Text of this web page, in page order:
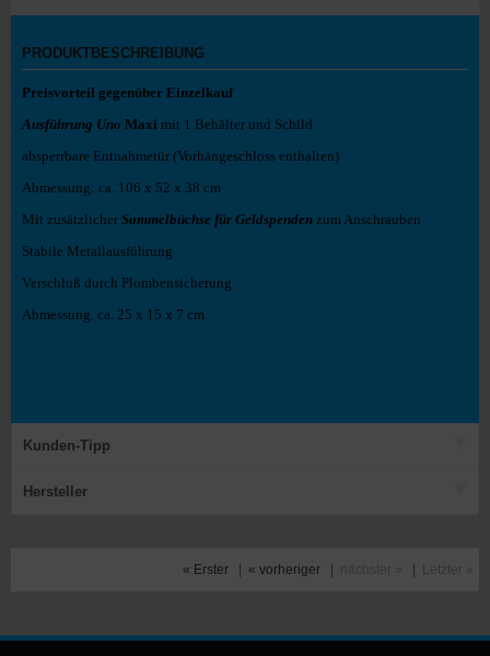
PRODUKTBESCHREIBUNG
Preisvorteil gegenüber Einzelkauf
Ausführung Uno Maxi mit 1 Behälter und Schild
absperrbare Entnahmetür (Vorhängeschloss enthalten)
Abmessung: ca. 106 x 52 x 38 cm
Mit zusätzlicher Sammelbüchse für Geldspenden zum Anschrauben
Stabile Metallausführung
Verschluß durch Plombensicherung
Abmessung. ca. 25 x 15 x 7 cm
Kunden-Tipp
Hersteller
« Erster « vorheriger